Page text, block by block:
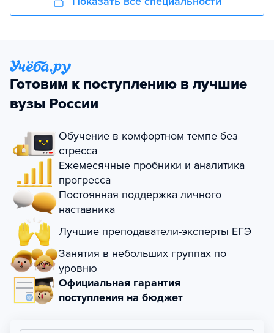
Готовим к поступлению в лучшие
вузы России
Обучение в комфортном темпе без
стресса
Ежемесячные пробники и аналитика
прогресса
Постоянная поддержка личного
наставника
Лучшие преподаватели-эксперты ЕГЭ
Занятия в небольших группах по
уровню
Официальная гарантия
поступления на бюджет